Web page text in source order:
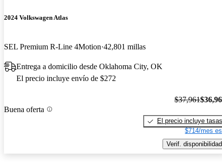
2024 Volkswagen Atlas
SEL Premium R-Line 4Motion 42,801 millas
Entrega a domicilio desde Oklahoma City, OK
El precio incluye envío de $272
Buena oferta
$37,961
El precio incluye tasas
$714/mes
Verif. disponibilidad